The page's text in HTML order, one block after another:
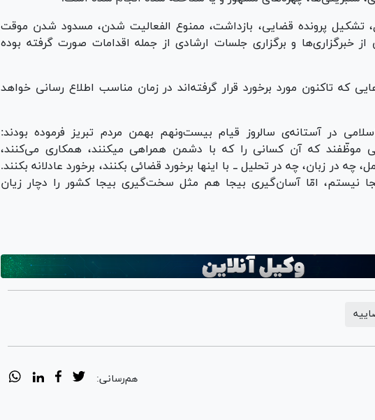
تشکیل پرونده قضایی، بازداشت، ممنوع الفعالیت شدن، مسدود شدن موقت
خبرگزاری‌ها و برگزاری جلسات ارشادی از جمله اقدامات صورت گرفته بوده
که تاکنون مورد برخورد قرار گرفته‌اند در زمان مناسب اطلاع رسانی خواهد
در آستانه‌ی سالروز قیام بیست‌ونهم بهمن مردم تبریز فرموده بودند:
موظّفند که آن کسانی را که با دشمن همراهی میکنند، همکاری می‌کنند،
در زبان، چه در تحلیل ــ با اینها برخورد قضائی بکنند، برخورد عادلانه بکنند.
نیستم، امّا آسان‌گیری بیجا هم مثل سخت‌گیری بیجا کشور را دچار زیان
هم‌رسانی: